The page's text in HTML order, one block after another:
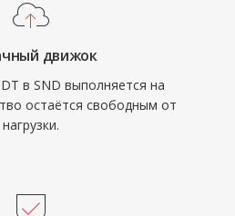
движок
в SND выполняется на
остаётся свободным от
нагрузки.